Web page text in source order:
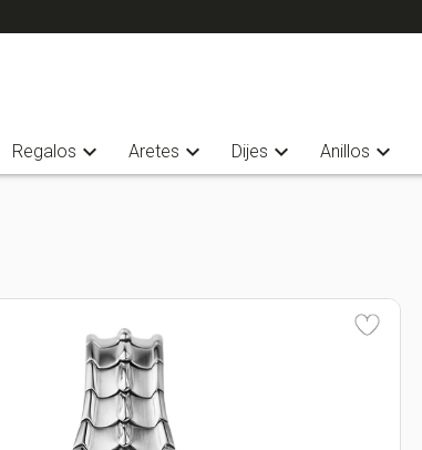
Regalos expand_more Aretes expand_more Dijes expand_more Anillos expand_more